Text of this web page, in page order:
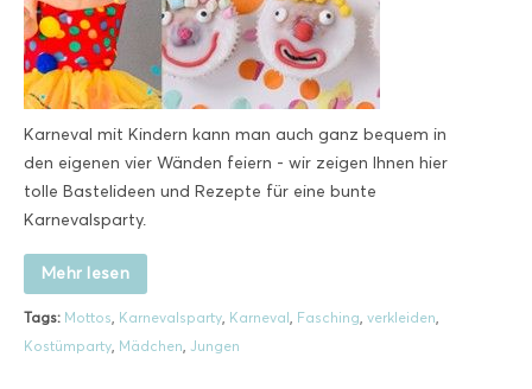
Karneval mit Kindern kann man auch ganz bequem in
den eigenen vier Wänden feiern - wir zeigen Ihnen hier
tolle Bastelideen und Rezepte für eine bunte
Karnevalsparty.
Mehr lesen
Tags: Mottos, Karnevalsparty, Karneval, Fasching, verkleiden,
Kostümparty, Mädchen, Jungen